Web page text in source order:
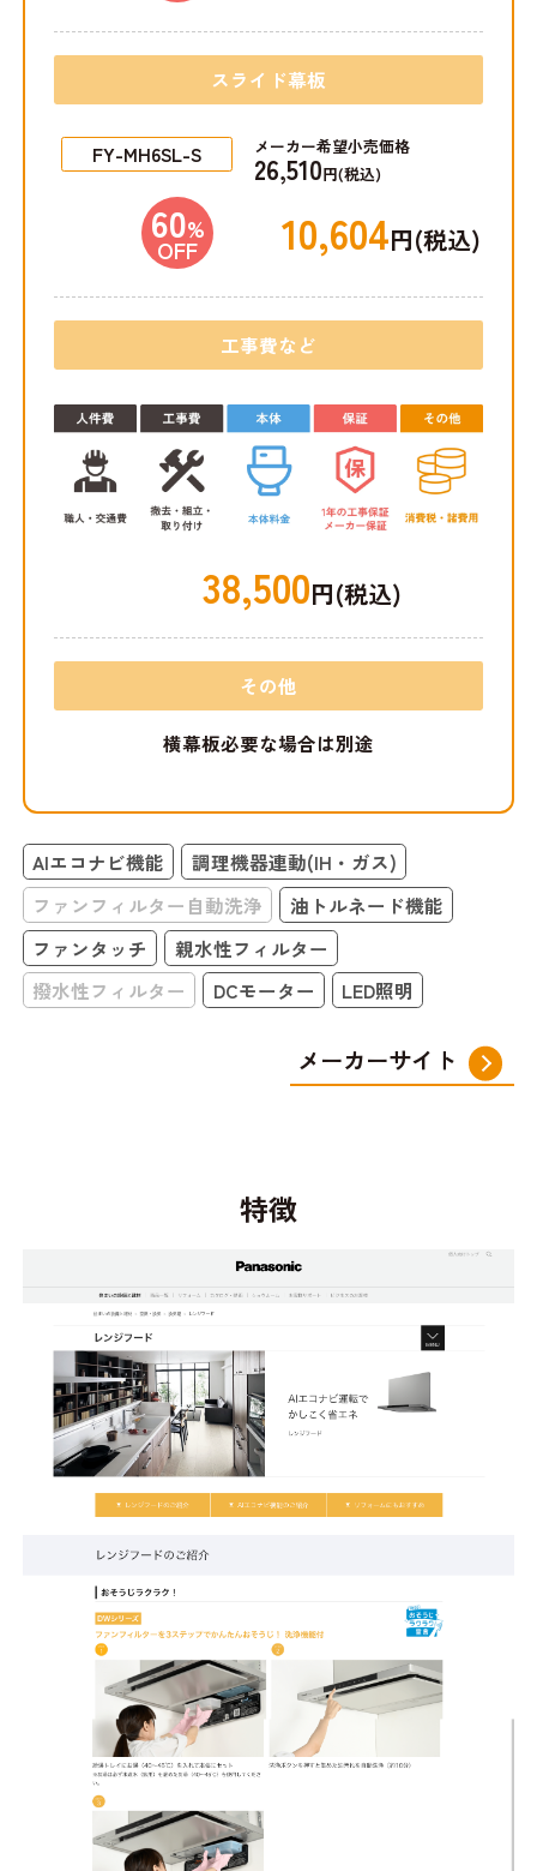
スライド幕板
FY-MH6SL-S メーカー希望小売価格
26,510円(税込)
60%
OFF 10,604円(税込)
工事費など
38,500円(税込)
その他
横幕板必要な場合は別途
AIエコナビ機能
調理機器連動(IH・ガス)
ファンフィルター自動洗浄
油トルネード機能
ファンタッチ
親水性フィルター
撥水性フィルター
DCモーター LED照明
メーカーサイト
特徴